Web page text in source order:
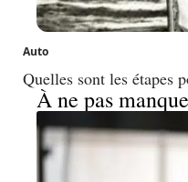
Auto
Quelles sont les étapes
À ne pas